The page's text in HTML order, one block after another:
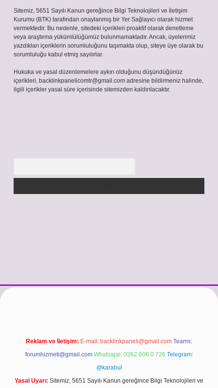
Sitemiz, 5651 Sayılı Kanun gereğince Bilgi Teknolojileri ve İletişim
Kurumu (BTK) tarafından onaylanmış bir Yer Sağlayıcı olarak hizmet
vermektedir. Bu nedenle, sitedeki içerikleri proaktif olarak denetleme
veya araştırma yükümlülüğümüz bulunmamaktadır. Ancak, üyelerimiz
yazdıkları içeriklerin sorumluluğunu taşımakta olup, siteye üye olarak bu
sorumluluğu kabul etmiş sayılırlar.
Hukuka ve yasal düzenlemelere aykırı olduğunu düşündüğünüz
içerikleri, backlinkpanelicomtr@gmail.com adresine bildirmeniz halinde,
ilgili içerikler yasal süre içerisinde sitemizden kaldırılacaktır.
www.betexper.xyz/betci.cobetci girişhiltonbet güncel giriş
Reklam ve İletişim: E-mail: backlinkpaneli@gmail.com Teams:
forumhizmeti@gmail.com Whatsapp: 0262 606 0 726 Telegram:
@karabul
Yasal Uyarı: Sitemiz, 5651 Sayılı Kanun gereğince Bilgi Teknolojileri ve